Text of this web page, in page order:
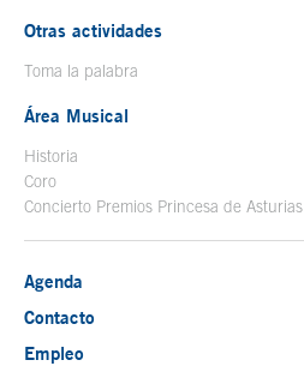
Otras actividades
Toma la palabra
Área Musical
Historia
Coro
Concierto Premios Princesa de Asturias
Agenda
Contacto
Empleo